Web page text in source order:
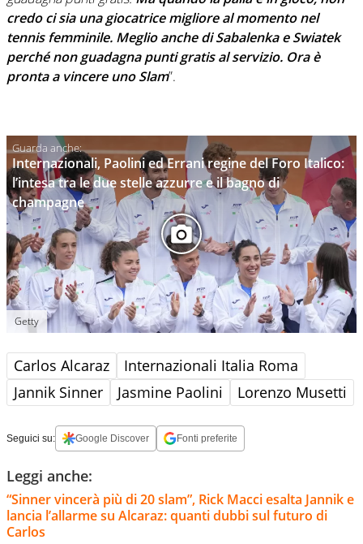
credo ci sia una giocatrice migliore al momento nel
tennis femminile. Meglio anche di Sabalenka e Swiatek
perché non guadagna punti gratis al servizio. Ora è
pronta a vincere uno Slam”.
Internazionali, Paolini ed Errani regine del Foro Italico:
l’intesa tra le due stelle azzurre e il bagno di
champagne
Getty
Carlos Alcaraz
Internazionali Italia Roma
Jannik Sinner
Jasmine Paolini Lorenzo Musetti
Seguici su: Google Discover Fonti preferite
Leggi anche:
“Sinner vincerà più di 20 slam”, Rick Macci esalta Jannik e
lancia l’allarme su Alcaraz: quanti dubbi sul futuro di
Carlos